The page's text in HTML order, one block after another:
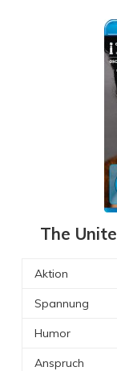
The
Aktion
Spannung
Humor
Anspruch